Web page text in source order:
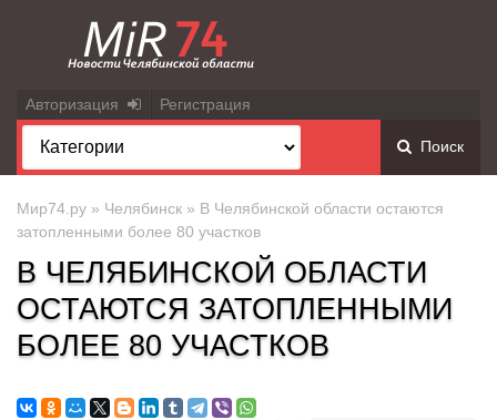
Авторизация Регистрация
Поиск
Мир74.ру » Челябинск » В Челябинской области остаются
затопленными более 80 участков
В ЧЕЛЯБИНСКОЙ ОБЛАСТИ
ОСТАЮТСЯ ЗАТОПЛЕННЫМИ
БОЛЕЕ 80 УЧАСТКОВ